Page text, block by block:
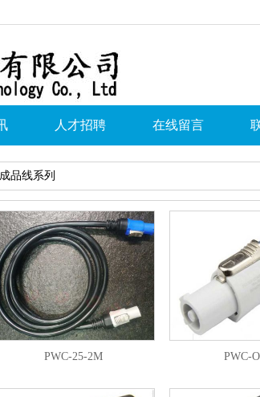
人才招聘 在线留言
品线系列
PWC-25-2M PWC-